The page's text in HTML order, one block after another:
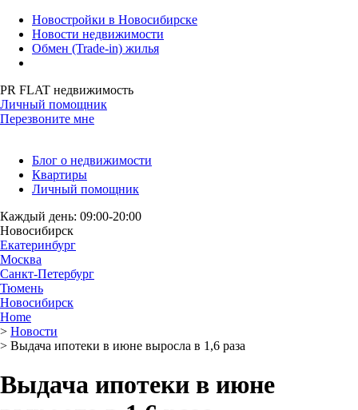
Новостройки в Новосибирске
Новости недвижимости
Обмен (Trade-in) жилья
PR FLAT недвижимость
Личный помощник
Перезвоните мне
Блог о недвижимости
Квартиры
Личный помощник
Каждый день: 09:00-20:00
Новосибирск
Екатеринбург
Москва
Санкт-Петербург
Тюмень
Новосибирск
Home
> Новости
> Выдача ипотеки в июне выросла в 1,6 раза
Выдача ипотеки в июне